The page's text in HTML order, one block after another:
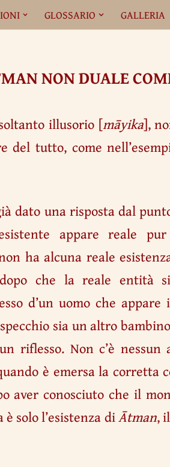
GLOSSARIO GALLERIA
NON DUALE
illusorio [māyika],
del tutto, come
dato una risposta dal
appare reale pur
ha alcuna reale
che la reale entità
d’un uomo che
sia un altro
riflesso. Non c’è
è emersa la corretta
aver conosciuto che il
solo l’esistenza diĀtman,